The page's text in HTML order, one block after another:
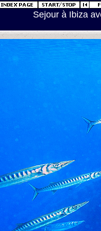
Sejour à Ibiza